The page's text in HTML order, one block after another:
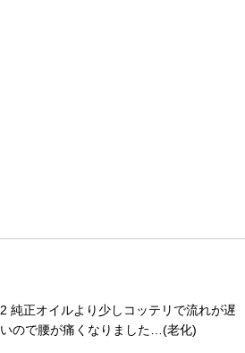
2 純正オイルより少しコッテリで流れが遅
いので腰が痛くなりました…(老化)